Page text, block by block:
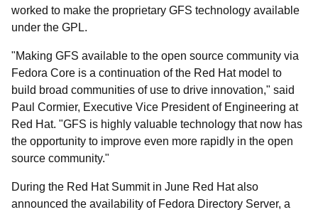
worked to make the proprietary GFS technology available
under the GPL.
"Making GFS available to the open source community via
Fedora Core is a continuation of the Red Hat model to
build broad communities of use to drive innovation," said
Paul Cormier, Executive Vice President of Engineering at
Red Hat. "GFS is highly valuable technology that now has
the opportunity to improve even more rapidly in the open
source community."
During the Red Hat Summit in June Red Hat also
announced the availability of Fedora Directory Server, a